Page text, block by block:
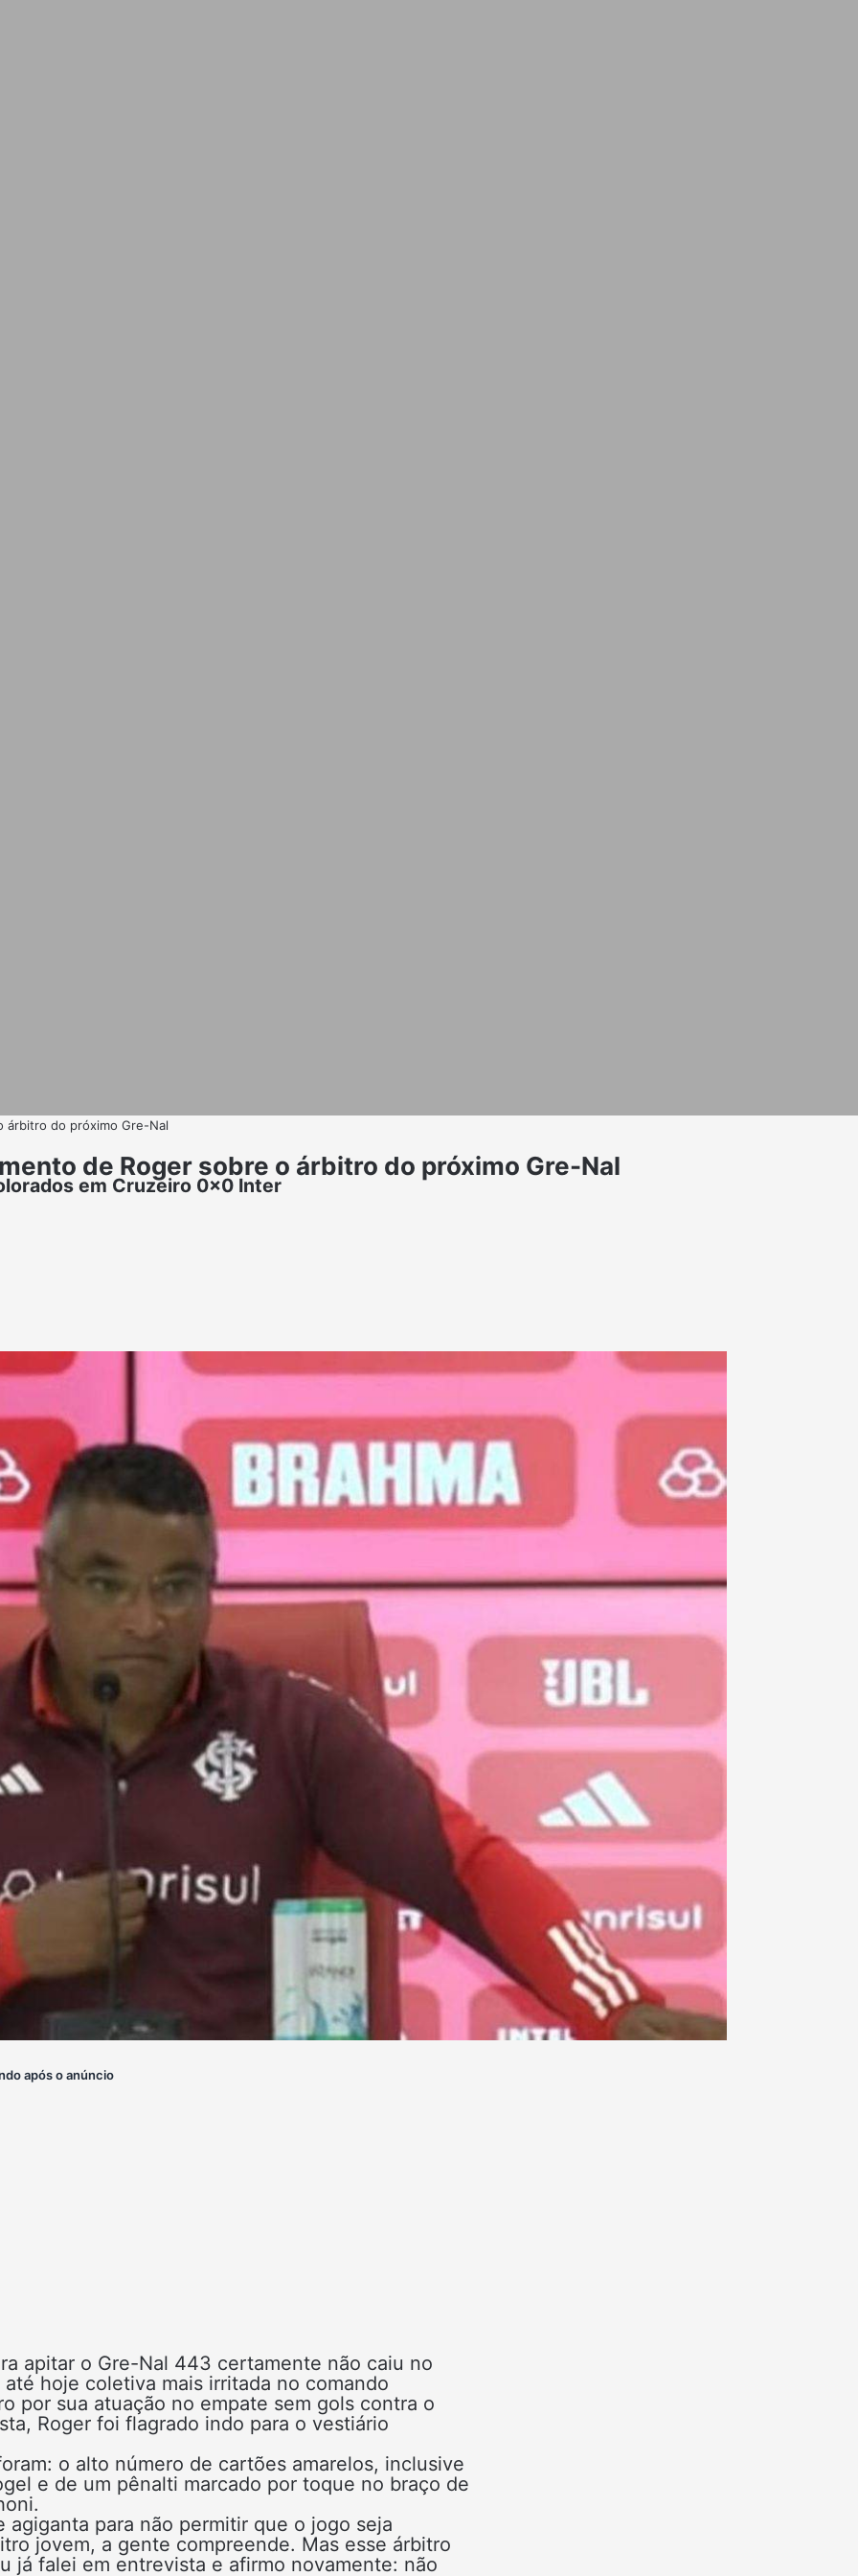
árbitro do próximo Gre-Nal
de Roger sobre o árbitro do próximo Gre-Nal
em Cruzeiro 0x0 Inter
após o anúncio
apitar o Gre-Nal 443 certamente não caiu no
hoje coletiva mais irritada no comando
por sua atuação no empate sem gols contra o
Roger foi flagrado indo para o vestiário
o alto número de cartões amarelos, inclusive
e de um pênalti marcado por toque no braço de
para não permitir que o jogo seja
jovem, a gente compreende. Mas esse árbitro
já falei em entrevista e afirmo novamente: não